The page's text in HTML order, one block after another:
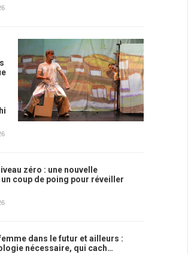
zéro : une nouvelle
coup de poing pour réveiller
dans le futur et ailleurs :
nécessaire, qui cach…